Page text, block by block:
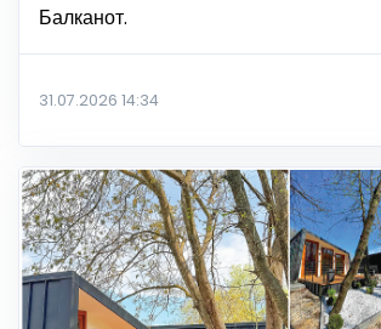
Балканот.
31.07.2026 14:34